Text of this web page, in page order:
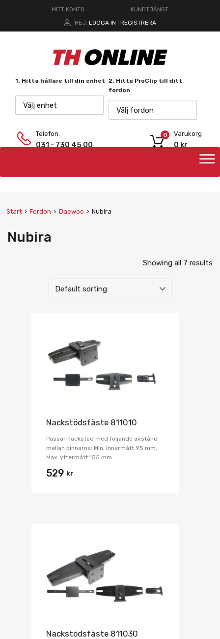
MITT KONTO
KUNDTJÄNST
HEJ. LOGGA IN REGISTRERA
1. Hitta hållare till din enhet
Välj enhet
2. Hitta ProClip till ditt
fordon
Välj fordon
Telefon:
031 - 730 45 00
Varukorg
0 kr
0
Start Fordon Daewoo Nubira
Nubira
Showing all 7 results
Nackstödsfäste 811010
Passar nackstöd med följande avstånd
mellan pinnarna: Min. innermått 95 mm,
Max. yttermått 155 mm.
529 kr
Nackstödsfäste 811030